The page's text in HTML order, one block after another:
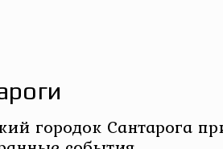
городок Сантарога